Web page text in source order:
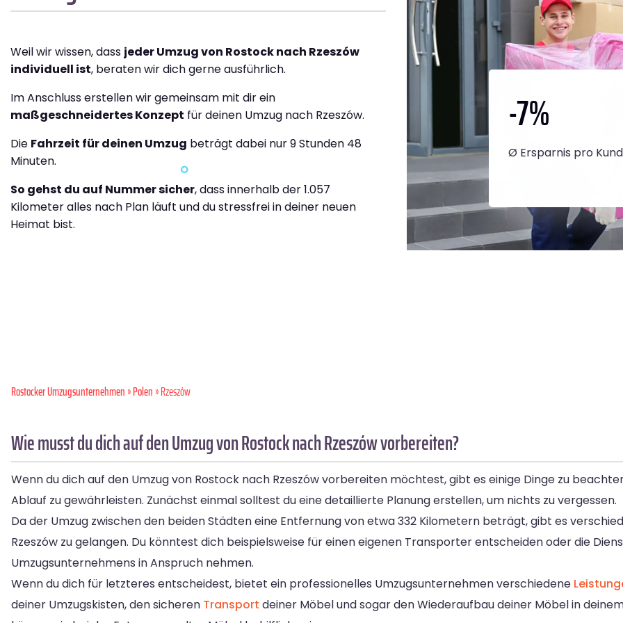
Weil wir wissen, dass jeder Umzug von Rostock nach Rzeszów
individuell ist, beraten wir dich gerne ausführlich.
Im Anschluss erstellen wir gemeinsam mit dir ein
maßgeschneidertes Konzept für deinen Umzug nach Rzeszów.
Die Fahrzeit für deinen Umzug beträgt dabei nur 9 Stunden 48
Minuten.
So gehst du auf Nummer sicher, dass innerhalb der 1.057
Kilometer alles nach Plan läuft und du stressfrei in deiner neuen
Heimat bist.
-7%
Ø Ersparnis pro
Rostocker Umzugsunternehmen»Polen» Rzeszów
Wie musst du dich auf den Umzug von Rostock nach Rzeszów vorbereiten?
Wenn du dich auf den Umzug von Rostock nach Rzeszów vorbereiten möchtest, gibt es einige Dinge zu
Ablauf zu gewährleisten. Zunächst einmal solltest du eine detaillierte Planung erstellen, um nichts zu vergessen.
Da der Umzug zwischen den beiden Städten eine Entfernung von etwa 332 Kilometern beträgt, gibt es
Rzeszów zu gelangen. Du könntest dich beispielsweise für einen eigenen Transporter entscheiden oder die
Umzugsunternehmens in Anspruch nehmen.
Wenn du dich für letzteres entscheidest, bietet ein professionelles Umzugsunternehmen verschiedene
deiner Umzugskisten, den sicheren Transport deiner Möbel und sogar den Wiederaufbau deiner Möbel in